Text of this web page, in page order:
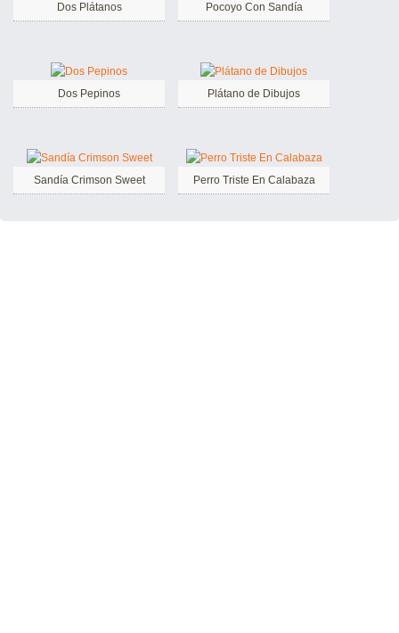
Dos Plátanos Pocoyo Con Sandía
Dos Pepinos Plátano de Dibujos
Sandía Crimson Sweet Perro Triste En Calabaza